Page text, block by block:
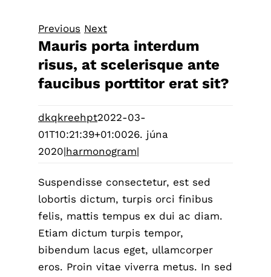
Previous Next
Mauris porta interdum
risus, at scelerisque ante
faucibus porttitor erat sit?
dkqkreehpt2022-03-
01T10:21:39+01:0026. júna
2020|harmonogram|
Suspendisse consectetur, est sed
lobortis dictum, turpis orci finibus
felis, mattis tempus ex dui ac diam.
Etiam dictum turpis tempor,
bibendum lacus eget, ullamcorper
eros. Proin vitae viverra metus. In sed